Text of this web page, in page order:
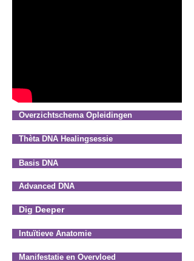
Overzichtschema Opleidingen
Thèta DNA Healingsessie
Basis DNA
Advanced DNA
Dig Deeper
Intuïtieve Anatomie
Manifestatie en Overvloed